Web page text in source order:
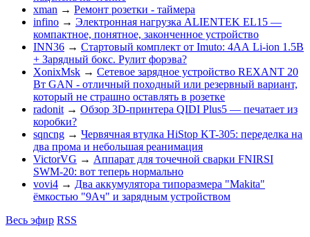
xman → Ремонт розетки - таймера
infino → Электронная нагрузка ALIENTEK EL15 —
компактное, понятное, законченное устройство
INN36 → Стартовый комплект от Imuto: 4АА Li-ion 1.5В
+ Зарядный бокс. Рулит форэва?
XonixMsk → Сетевое зарядное устройство REXANT 20
Вт GAN - отличный походный или резервный вариант,
который не страшно оставлять в розетке
radonit → Обзор 3D-принтера QIDI Plus5 — печатает из
коробки?
sqncng → Червячная втулка HiStop KT-305: переделка на
два прома и небольшая реанимация
VictorVG → Аппарат для точечной сварки FNIRSI
SWM-20: вот теперь нормально
vovi4 → Два аккумулятора типоразмера "Makita"
ёмкостью "9Ач" и зарядным устройством
Весь эфир RSS